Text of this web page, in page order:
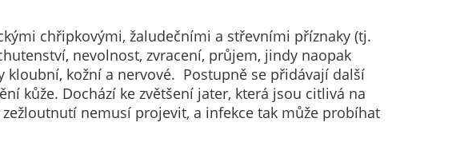
chřipkovými, žaludečními a střevními příznaky (tj.
nevolnost, zvracení, průjem, jindy naopak
kloubní, kožní a nervové. Postupně se přidávají další
kůže. Dochází ke zvětšení jater, která jsou citlivá na
nemusí projevit, a infekce tak může probíhat